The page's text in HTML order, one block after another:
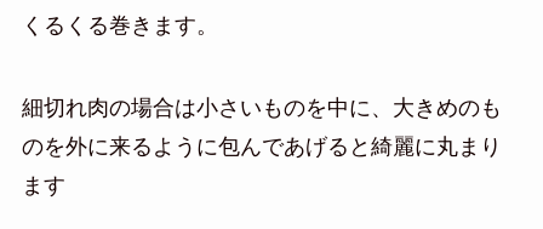
くるくる巻きます。
細切れ肉の場合は小さいものを中に、大きめのも
のを外に来るように包んであげると綺麗に丸まり
ます